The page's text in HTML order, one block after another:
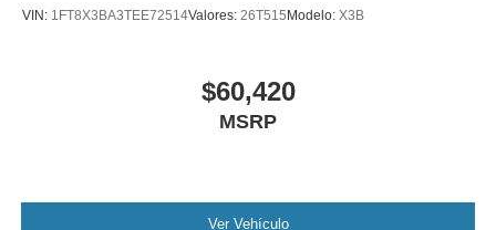
VIN: 1FT8X3BA3TEE72514Valores: 26T515Modelo: X3B
$60,420
MSRP
Ver Vehículo